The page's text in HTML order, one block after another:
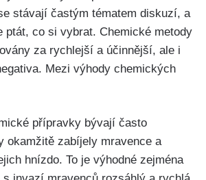
​stávají častým tématem diskuzí, a
ptát, co si vybrat. Chemické metody
za rychlejší a ⁣účinnější, ale i
Mezi⁤ výhody chemických
přípravky bývají často
okamžitě zabíjely mravence a
hnízdo. To je výhodné zejména